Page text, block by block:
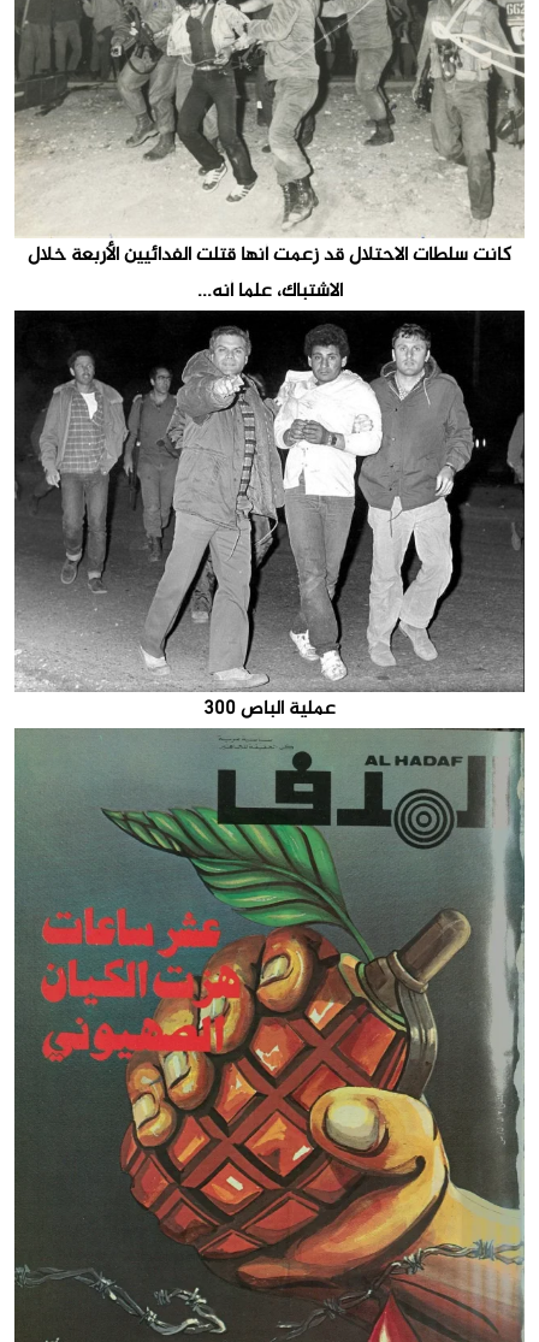
كانت سلطات الاحتلال قد زعمت أنها قتلت الفدائيين الأربعة خلال
الاشتباك، علما أنه...
عملية الباص 300